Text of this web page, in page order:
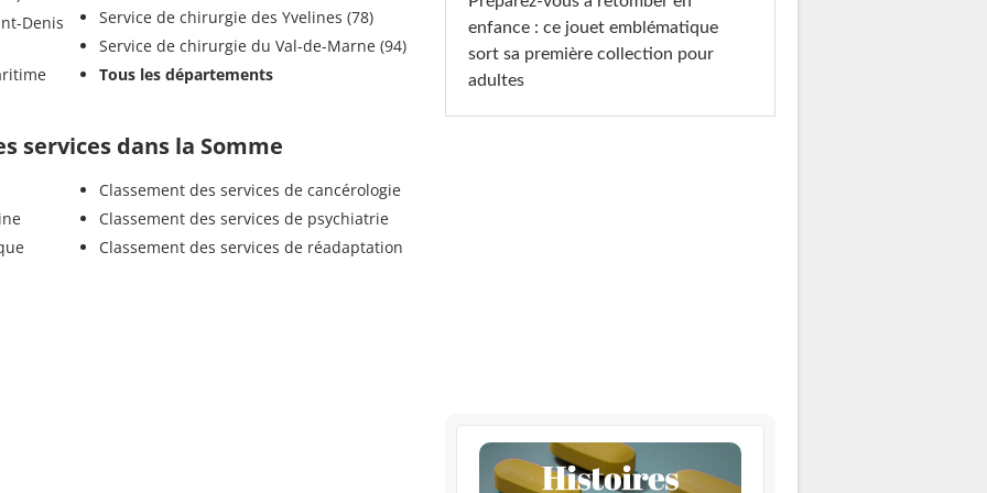
Service de chirurgie des Yvelines (78)
Service de chirurgie du Val-de-Marne (94)
Tous les départements
services dans la Somme
Classement des services de cancérologie
Classement des services de psychiatrie
Classement des services de réadaptation
enfance : ce jouet emblématique
sort sa première collection pour
adultes